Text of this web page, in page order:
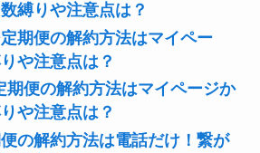
縛りや注意点は？
期便の解約方法はマイペー
や注意点は？
期便の解約方法はマイページか
や注意点は？
の解約方法は電話だけ！繋が